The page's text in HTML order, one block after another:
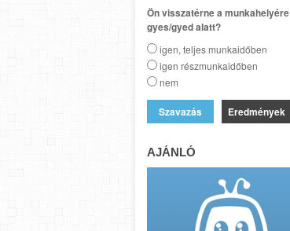
Ön visszatérne a munkahelyére
gyes/gyed alatt?
igen, teljes munkaidőben
igen részmunkaidőben
nem
Eredmények
AJÁNLÓ